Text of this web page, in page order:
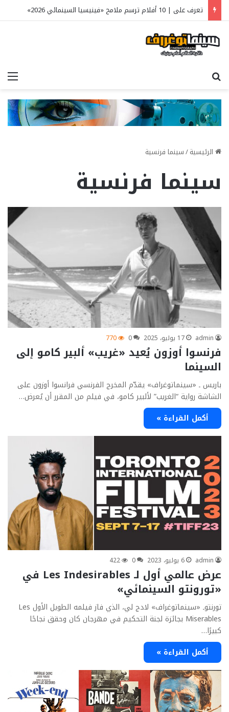
تعرف على | 10 أفلام ترسم ملامح «فينيسيا السينمائي 2026»
الرئيسية/سينما فرنسية
سينما فرنسية
admin 17 يوليو، 2025 0
770
فرنسوا أوزون يُعيد «غريب» ألبير كامو إلى
السينما
باريس ـ «سينماتوغراف» يقدّم المخرج الفرنسي فرانسوا أوزون على
الشاشة رواية “الغريب” لألبير كامو، في فيلم من المقرر أن يُعرض…
أكمل القراءة »
admin 6 يوليو، 2023 0
422
عرض عالمي أول لـ Les Indesirables في
«تورونتو السينمائي»
تورنتوـ «سينماتوغراف» لادج لي، الذي فاز فيلمه الطويل الأول Les
Miserables بجائزة لجنة التحكيم في مهرجان كان وحقق نجاحًا
كبيرًا…
أكمل القراءة »